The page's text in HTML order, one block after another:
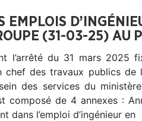
EMPLOIS
(31-03-25) AU
l’arrêté du 31 mars 2025
chef des travaux publics de
des services du
composé de 4 annexes :
dans l’emploi d’ingénieur en